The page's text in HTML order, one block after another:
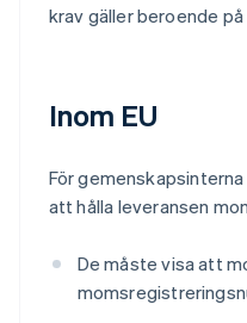
krav gäller beroende
Inom EU
För
att hålla leveransen
De måste visa att